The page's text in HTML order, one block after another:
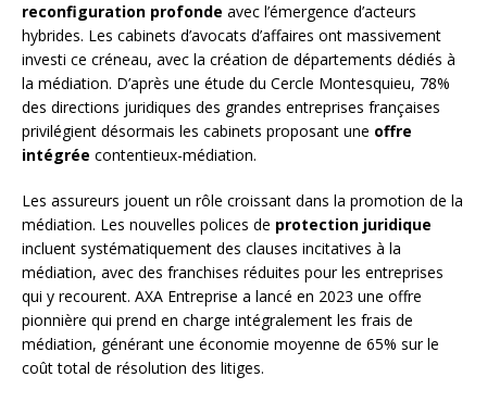
reconfiguration profonde avec l’émergence d’acteurs
hybrides. Les cabinets d’avocats d’affaires ont massivement
investi ce créneau, avec la création de départements dédiés à
la médiation. D’après une étude du Cercle Montesquieu, 78%
des directions juridiques des grandes entreprises françaises
privilégient désormais les cabinets proposant une offre
intégrée contentieux-médiation.
Les assureurs jouent un rôle croissant dans la promotion de la
médiation. Les nouvelles polices de protection juridique
incluent systématiquement des clauses incitatives à la
médiation, avec des franchises réduites pour les entreprises
qui y recourent. AXA Entreprise a lancé en 2023 une offre
pionnière qui prend en charge intégralement les frais de
médiation, générant une économie moyenne de 65% sur le
coût total de résolution des litiges.